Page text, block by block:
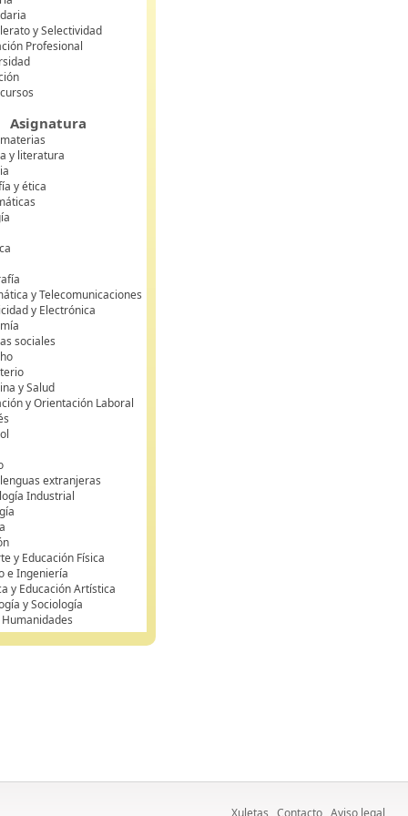
y Selectividad
Profesional
Asignatura
y literatura
y ética
y Telecomunicaciones
y Electrónica
sociales
y Salud
y Orientación Laboral
extranjeras
Industrial
y Educación Física
e Ingeniería
y Educación Artística
y Sociología
Xuletas Contacto Aviso legal